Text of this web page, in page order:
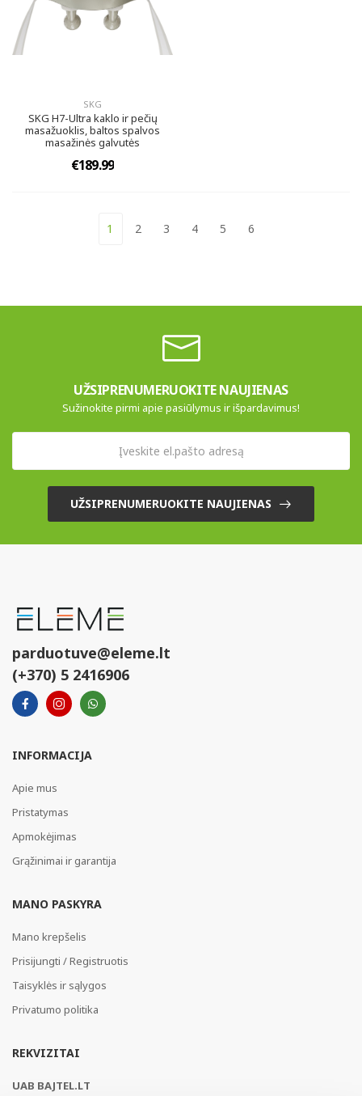
SKG
SKG H7-Ultra kaklo ir pečių
masažuoklis, baltos spalvos
masažinės galvutės
€189.99
1 2 3 4 5 6
UŽSIPRENUMERUOKITE NAUJIENAS
Sužinokite pirmi apie pasiūlymus ir išpardavimus!
UŽSIPRENUMERUOKITE NAUJIENAS
parduotuve@eleme.lt
(+370) 5 2416906
INFORMACIJA
Apie mus
Pristatymas
Apmokėjimas
Grąžinimai ir garantija
MANO PASKYRA
Mano krepšelis
Prisijungti / Registruotis
Taisyklės ir sąlygos
Privatumo politika
REKVIZITAI
UAB BAJTEL.LT